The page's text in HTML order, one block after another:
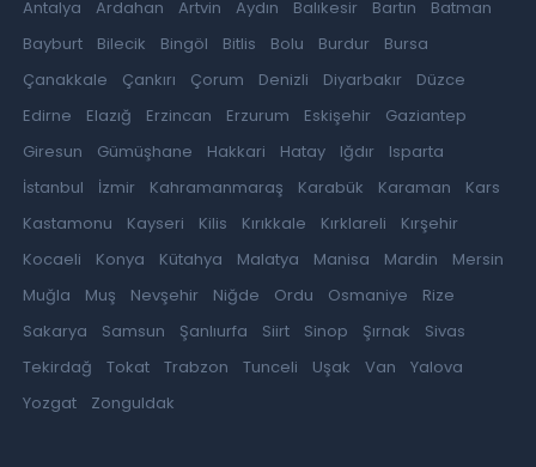
Antalya
Ardahan Artvin Aydın Balıkesir Bartın
Batman
Bayburt
Bilecik Bingöl Bitlis Bolu Burdur
Bursa
Çanakkale
Çankırı Çorum Denizli Diyarbakır
Düzce
Edirne
Elazığ Erzincan Erzurum Eskişehir
Gaziantep
Giresun
Gümüşhane Hakkari Hatay Iğdır
Isparta
İstanbul
İzmir Kahramanmaraş Karabük Karaman
Kars
Kastamonu
Kayseri Kilis Kırıkkale Kırklareli
Kırşehir
Kocaeli
Konya Kütahya Malatya Manisa Mardin
Mersin
Muğla
Muş Nevşehir Niğde Ordu Osmaniye
Rize
Sakarya
Samsun Şanlıurfa Siirt Sinop Şırnak
Sivas
Tekirdağ
Tokat Trabzon Tunceli Uşak Van
Yalova
Yozgat
Zonguldak